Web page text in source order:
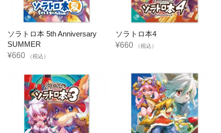
ソラトロ本 5th Anniversary
SUMMER
¥660
（税込）
ソラトロ本4
¥660
（税込）